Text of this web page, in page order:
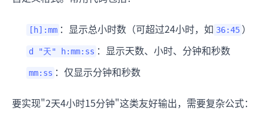
[h]:mm ：显示总小时数（可超过24小时，如 36:45 ）
d "天" h:mm:ss ：显示天数、小时、分钟和秒数
mm:ss ：仅显示分钟和秒数
要实现"2天4小时15分钟"这类友好输出，需要复杂公式：